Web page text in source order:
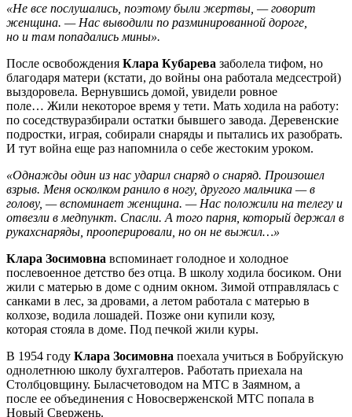
«Не все послушались, поэтому были жертвы, — говорит
женщина. — Нас выводили по разминированной дороге,
но и там попадались мины».
После освобождения Клара Кубарева заболела тифом, но
благодаря матери (кстати, до войны она работала медсестрой)
выздоровела. Вернувшись домой, увидели ровное
поле… Жили некоторое время у тети. Мать ходила на работу:
по соседствуразбирали остатки бывшего завода. Деревенские
подростки, играя, собирали снаряды и пытались их разобрать.
И тут война еще раз напомнила о себе жестоким уроком.
«Однажды один из нас ударил снаряд о снаряд. Произошел
взрыв. Меня осколком ранило в ногу, другого мальчика — в
голову, — вспоминает женщина. — Нас положили на телегу и
отвезли в медпункт. Спасли. А того парня, который держал в
рукахснаряды, прооперировали, но он не выжил…»
Клара Зосимовна вспоминает голодное и холодное
послевоенное детство без отца. В школу ходила босиком. Они
жили с матерью в доме с одним окном. Зимой отправлялась с
санками в лес, за дровами, а летом работала с матерью в
колхозе, водила лошадей. Позже они купили козу,
которая стояла в доме. Под печкой жили куры.
В 1954 году Клара Зосимовна поехала учиться в Бобруйскую
однолетнюю школу бухгалтеров. Работать приехала на
Столбцовщину. Быласчетоводом на МТС в Заямном, а
после ее объединения с Новосверженской МТС попала в
Новый Свержень.